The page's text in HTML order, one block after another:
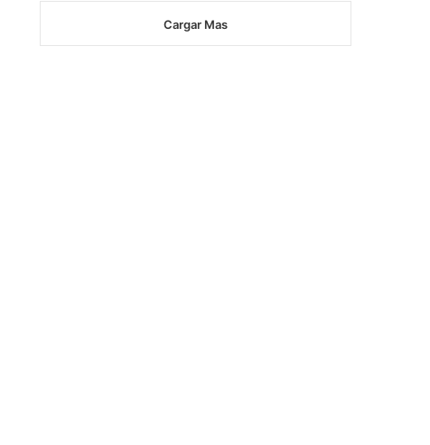
Cargar Mas